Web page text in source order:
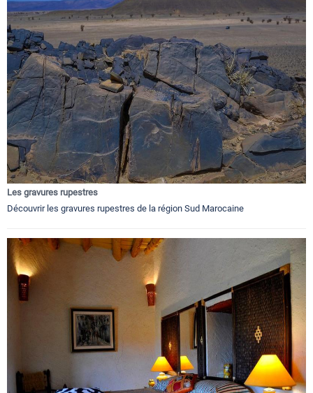
Les gravures rupestres
Découvrir les gravures rupestres de la région Sud Marocaine